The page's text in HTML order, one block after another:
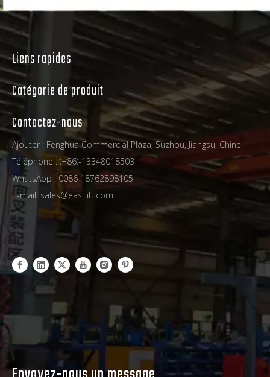
Liens rapides
Catégorie de produit
Contactez-nous
Ajouter : Fenghua Commercial Plaza, Suzhou, Jiangsu, Chine.
Téléphone : (+86)-13348018503
WhatsApp : 0086 18762898105
E-mail: sales@eastlift.com